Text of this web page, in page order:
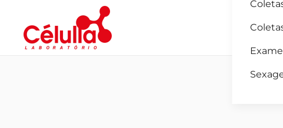
Skip to main content